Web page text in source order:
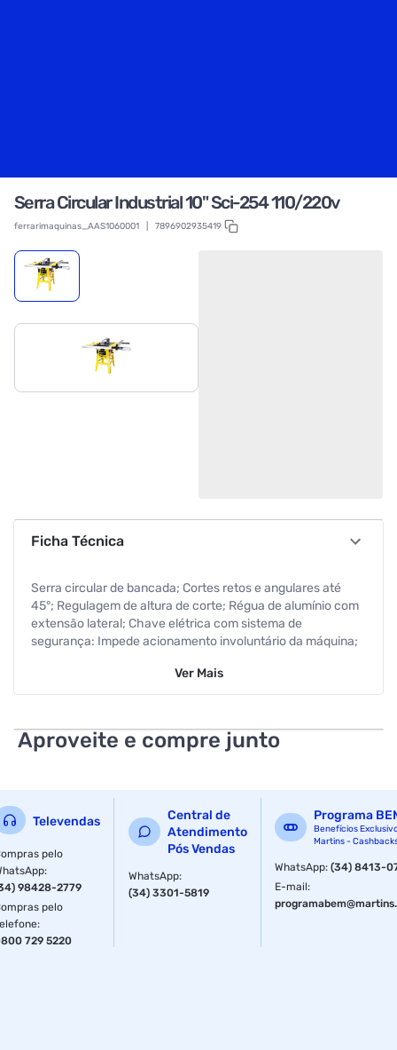
Serra Circular Industrial 10" Sci-254 110/220v
ferrarimaquinas_AAS1060001 7896902935419
Ficha Técnica
Serra circular de bancada; Cortes retos e angulares até
45°; Regulagem de altura de corte; Régua de alumínio com
extensão lateral; Chave elétrica com sistema de
segurança: Impede acionamento involuntário da máquina;
Permite total visualização durante a operação e segurança
indústria. Acessórios inclusos; 01 Régua da mesa; 01 Chave
de boca 19 mm; 01 Apoio da madeira; 01 Transferidor;
serra: 10¿ (254 x 30 x 1.8 mm); Altura máxima de cortes
retos: 80mm; Altura máxima de cortes curvos: 52mm;
Largura máxima da serra até a régua: 1000mm; Tamanho
da mesa: 1000 x 700 mm; Altura até a mesa: 800mm; Mesa
inclinável até 45°.
Especificações
Voltagem do Produto
Ver Mais
Aproveite e compre junto
Televendas
pelo
:
98428-2779
pelo
:
729 5220
Central de
Atendimento
Pós Vendas
WhatsApp:
(34) 3301-5819
Programa
Benefícios
Martins -
WhatsApp:(34) 8413-
E-mail: